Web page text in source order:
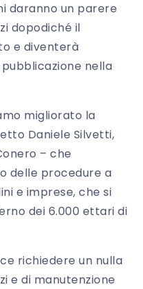
daranno un parere
dopodiché il
e diventerà
nella
migliorato la
Daniele Silvetti,
– che
delle procedure a
e imprese, che si
dei 6.000 ettari di
richiedere un nulla
e di manutenzione